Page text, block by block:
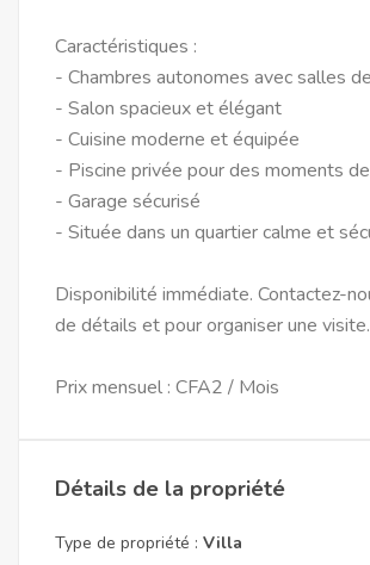
Caractéristiques :
- Chambres autonomes avec salles
- Salon spacieux et élégant
- Cuisine moderne et équipée
- Piscine privée pour des moments
- Garage sécurisé
- Située dans un quartier calme et
Disponibilité immédiate. Contactez-
de détails et pour organiser une visite.
Prix mensuel : CFA2 / Mois
Détails de la propriété
Type de propriété : Villa